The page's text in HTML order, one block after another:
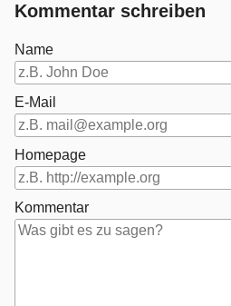
Kommentar schreiben
Name
E-Mail
Homepage
Kommentar